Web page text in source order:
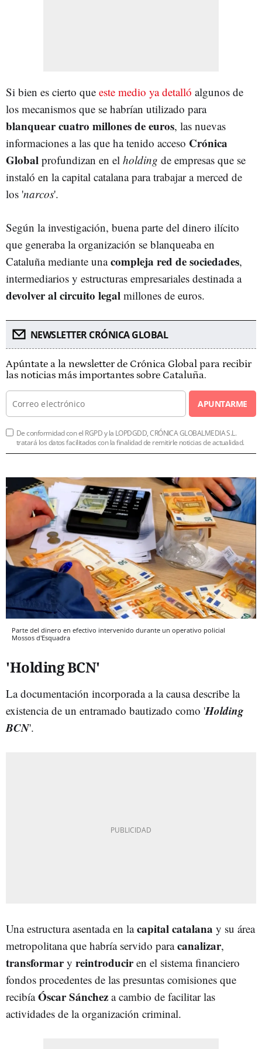
Si bien es cierto que este medio ya detalló algunos de
los mecanismos que se habrían utilizado para
blanquear cuatro millones de euros, las nuevas
informaciones a las que ha tenido acceso Crónica
Global profundizan en el holding de empresas que se
instaló en la capital catalana para trabajar a merced de
los 'narcos'.
Según la investigación, buena parte del dinero ilícito
que generaba la organización se blanqueaba en
Cataluña mediante unacompleja red de sociedades,
intermediarios y estructuras empresariales destinada a
devolver al circuito legal millones de euros.
NEWSLETTER CRÓNICA GLOBAL
Apúntate a la newsletter de Crónica Global para recibir
las noticias más importantes sobre Cataluña.
APUNTARME
De conformidad con el RGPD y la LOPDGDD, CRÓNICA GLOBALMEDIA S.L.
tratará los datos facilitados con la finalidad de remitirle noticias de actualidad.
Parte del dinero en efectivo intervenido durante un operativo policial
Mossos d'Esquadra
'Holding BCN'
La documentación incorporada a la causa describe la
existencia de un entramado bautizado como 'Holding
BCN'.
Una estructura asentada en lacapital catalana y su área
metropolitana que habría servido paracanalizar,
transformary reintroduciren el sistema financiero
fondos procedentes de las presuntas comisiones que
recibíaÓscar Sánchez a cambio de facilitar las
actividades de la organización criminal.